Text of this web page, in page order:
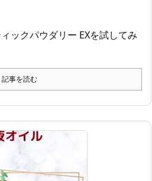
ックパウダリー EXを試してみ
記事を読む